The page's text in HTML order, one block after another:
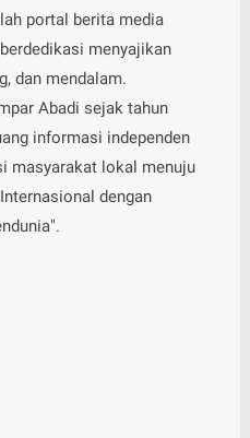
portal berita media
menyajikan
dan mendalam.
Abadi sejak tahun
informasi independen
masyarakat lokal menuju
dengan